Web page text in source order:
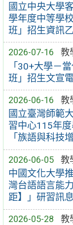
國立中央大學
學年度中等學
班」招生資訊
2026-07-16 教
「30+大學－
班」招生文宣
2026-06-16 教
國立臺灣師範
習中心115年
「族語與科技
2026-06-05 教
中國文化大學
灣台語語言能
距】」研習訊
2026-05-28 教